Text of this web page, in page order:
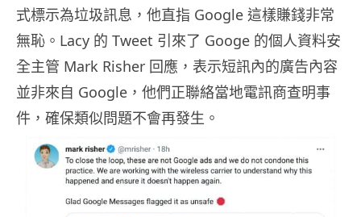
式標示為垃圾訊息，他直指 Google 這樣賺錢非常
無恥。Lacy 的 Tweet 引來了 Googe 的個人資料安
全主管 Mark Risher 回應，表示短訊內的廣告內容
並非來自 Google，他們正聯絡當地電訊商查明事
件，確保類似問題不會再發生。